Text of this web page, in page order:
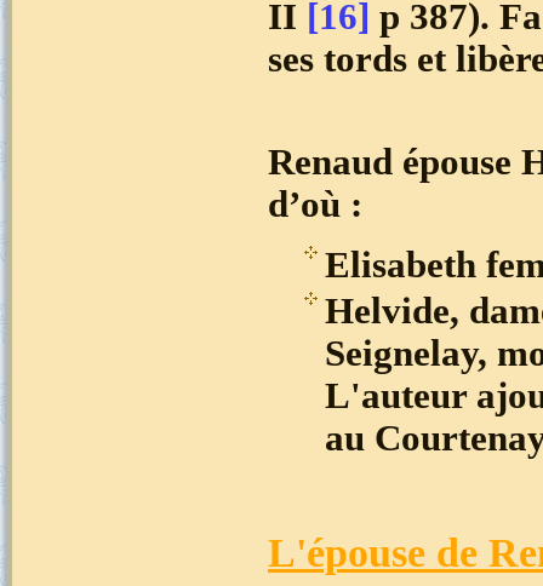
II [16] p 387).
ses tords et
Renaud épouse
d’où :
Elisabeth
Helvide,
Seignelay,
L'auteur
au
L'épouse de